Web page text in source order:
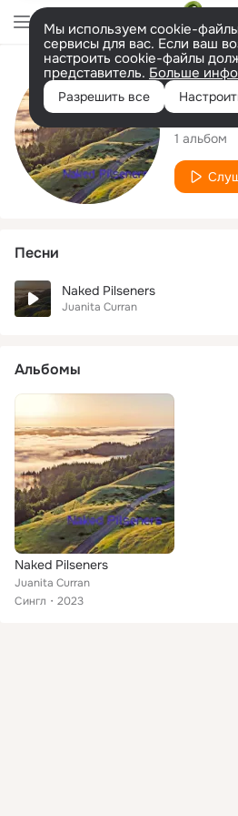
Мы используем cookie-
сервисы для вас. Если ваш
настроить cookie-файлы
представитель. Больше
Разрешить все
1 альбом
Песни
Naked Pilseners
Juanita Curran
Альбомы
Naked Pilseners
Juanita Curran
Сингл
2023